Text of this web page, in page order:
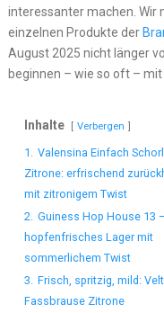
interessanter machen. Wir
einzelnen Produkte der
August 2025 nicht länger
beginnen – wie so oft – mit
Inhalte Verbergen
1. Valensina Einfach
Zitrone: erfrischend
mit zitronigem Twist
2. Guiness Hop House 13
hopfenfrisches Lager mit
sommerlichem Twist
3. Frisch, spritzig, mild:
Fassbrause Zitrone